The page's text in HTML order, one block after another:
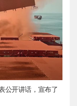
公开讲话，宣布了